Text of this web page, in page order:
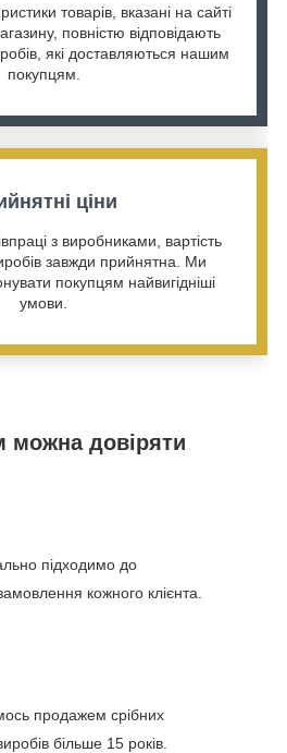
товарів, вказані на сайті
повністю відповідають
які доставляються нашим
покупцям.
ціни
з виробниками, вартість
завжди прийнятна. Ми
покупцям найвигідніші
умови.
можна довіряти
підходимо до
кожного клієнта.
продажем срібних
більше 15 років.